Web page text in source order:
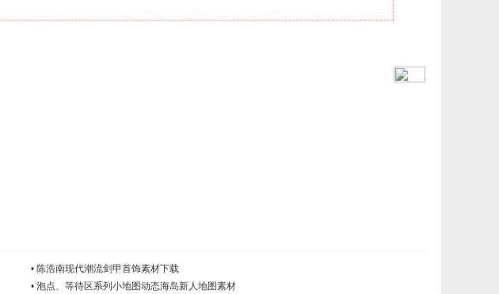
• 陈浩南现代潮流剑甲首饰素材下载
• 泡点、等待区系列小地图动态海岛新人地图素材